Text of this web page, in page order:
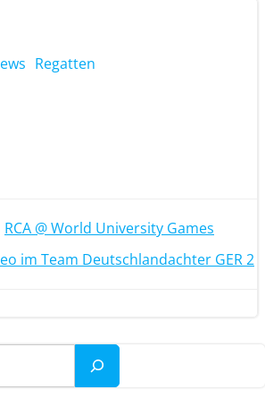
Regatten
RCA @ World University Games
im Team Deutschlandachter GER 2